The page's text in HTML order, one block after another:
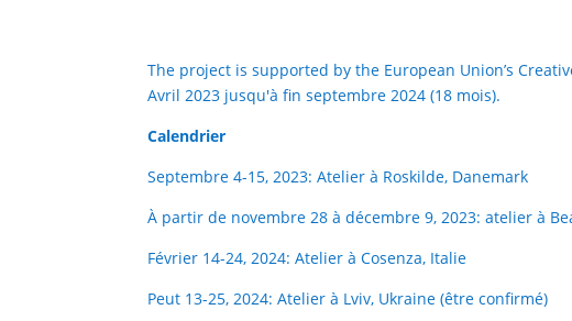
The project is supported by the European Union’s
Avril 2023 jusqu'à fin septembre 2024 (18 mois).
Calendrier
Septembre 4-15, 2023: Atelier à Roskilde, Danemark
À partir de novembre 28 à décembre 9, 2023: atelier à
Février 14-24, 2024: Atelier à Cosenza, Italie
Peut 13-25, 2024: Atelier à Lviv, Ukraine (être confirmé)